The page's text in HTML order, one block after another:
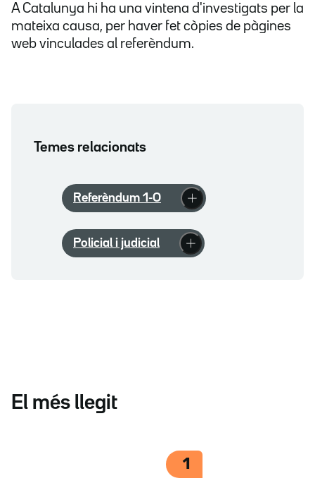
A Catalunya hi ha una vintena d'investigats per la
mateixa causa, per haver fet còpies de pàgines
web vinculades al referèndum.
Temes relacionats
Referèndum 1-O
Policial i judicial
El més llegit
1